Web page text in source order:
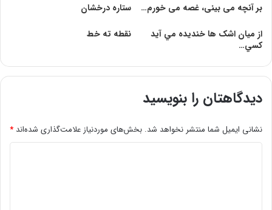
بر آنچه می بینی، غصه می خورم…
ستاره درخشان
از ميان اشک ها خنديده مي آيد
کسي…
نقطه ته خط
دیدگاهتان را بنویسید
نشانی ایمیل شما منتشر نخواهد شد. بخش‌های موردنیاز علامت‌گذاری شده‌اند *